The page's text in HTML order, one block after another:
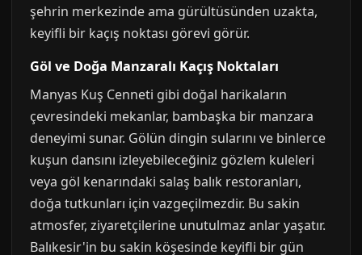
şehrin merkezinde ama gürültüsünden uzakta,
keyifli bir kaçış noktası görevi görür.
Göl ve Doğa Manzaralı Kaçış Noktaları
Manyas Kuş Cenneti gibi doğal harikaların
çevresindeki mekanlar, bambaşka bir manzara
deneyimi sunar. Gölün dingin sularını ve binlerce
kuşun dansını izleyebileceğiniz gözlem kuleleri
veya göl kenarındaki salaş balık restoranları,
doğa tutkunları için vazgeçilmezdir. Bu sakin
atmosfer, ziyaretçilerine unutulmaz anlar yaşatır.
Balıkesir'in bu sakin köşesinde keyifli bir gün